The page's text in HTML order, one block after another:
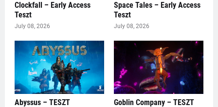
Clockfall – Early Access
Teszt
July 08, 2026
Space Tales – Early Access
Teszt
July 08, 2026
Abyssus – TESZT Goblin Company – TESZT